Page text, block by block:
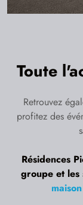
Toute
Retrouvez
profitez des
Résidences
groupe et les